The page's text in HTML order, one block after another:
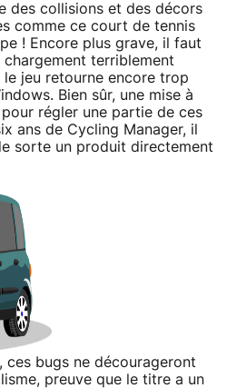
des collisions et des décors
comme ce court de tennis
! Encore plus grave, il faut
terriblement
le jeu retourne encore trop
Bien sûr, une mise à
régler une partie de ces
ans de Cycling Manager, il
sorte un produit directement
ces bugs ne décourageront
preuve que le titre a un